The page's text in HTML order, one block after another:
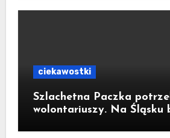
ciekawostki
Szlachetna Paczka
wolontariuszy. Na Śląsku